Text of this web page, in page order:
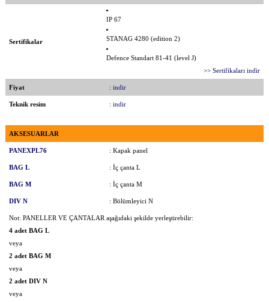
Sertifikalar
IP 67
STANAG 4280 (edition 2)
Defence Standart 81-41 (level J)
>> Sertifikaları indir
Fiyat : indir
Teknik resim : indir
AKSESUARLAR
PANEXPL76 : Kapak panel
BAG L : İç çanta L
BAG M : İç çanta M
DIV N : Bölümleyici N
Not: PANELLER VE ÇANTALAR aşağıdaki şekilde yerleştirebilir:
4 adet BAG L
veya
2 adet BAG M
veya
2 adet DIV N
veya